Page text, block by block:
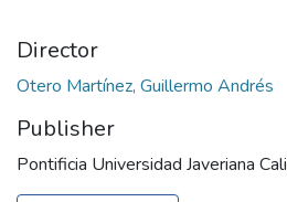
Director
Otero Martínez, Guillermo Andrés
Publisher
Pontificia Universidad Javeriana Cali